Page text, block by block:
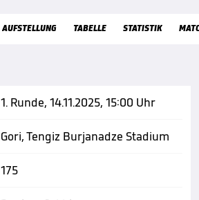
AUFSTELLUNG TABELLE STATISTIK
1. Runde, 14.11.2025, 15:00 Uhr
Gori, Tengiz Burjanadze Stadium
175